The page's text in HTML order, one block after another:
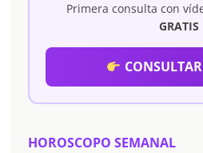
Primera consulta con
GRATIS
HOROSCOPO SEMANAL